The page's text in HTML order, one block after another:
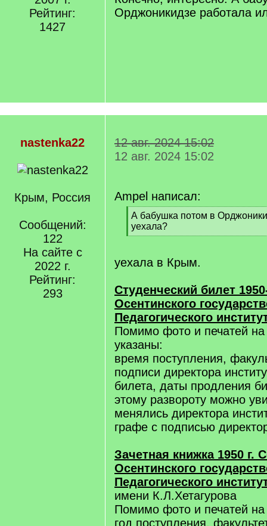
Рейтинг:
1427
Орджоникидзе работала
nastenka22
Крым, Россия
Сообщений:
122
На сайте с
2022 г.
Рейтинг:
293
12 авг. 2024 15:02
12 авг. 2024 15:02
Ampel написал:
[
q
]
А бабушка потом в
уехала?
[
q
]
уехала в Крым.
Студенческий билет
Осентинского
Педагогического
Помимо фото и печатей на
указаны:
время поступления,
подписи директора
билета, даты продления
этому развороту можно
менялись директора
графе с подписью
Зачетная книжка 1950 г.
Осентинского
Педагогического
имени К.Л.Хетагурова
Помимо фото и печатей на
год поступления,